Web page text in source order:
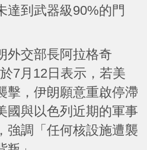
達到武器級90%的門
外交部長阿拉格奇
7月12日表示，若美
擊，伊朗願意重啟停滯
國與以色列近期的軍事
強調「任何核設施遭襲